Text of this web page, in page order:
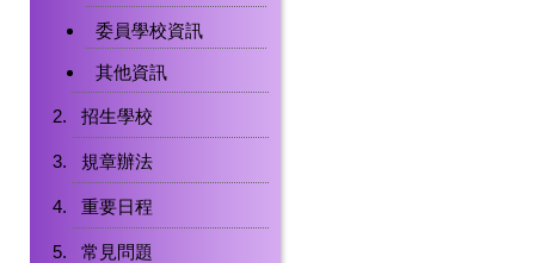
委員學校資訊
其他資訊
招生學校
規章辦法
重要日程
常見問題